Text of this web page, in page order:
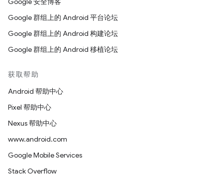
Google 群组上的 Android 平台论坛
Google 群组上的 Android 构建论坛
Google 群组上的 Android 移植论坛
获取帮助
Android 帮助中心
Pixel 帮助中心
Nexus 帮助中心
www.android.com
Google Mobile Services
Stack Overflow